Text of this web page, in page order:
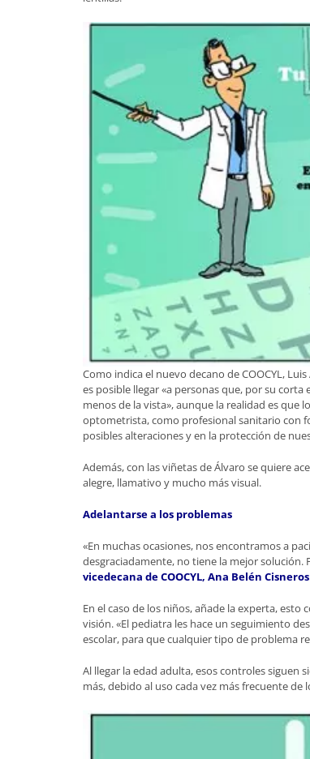
Como indica el nuevo decano de COOCYL,
es posible llegar «a personas que, por su
menos de la vista», aunque la realidad es que
optometrista, como profesional sanitario con
posibles alteraciones y en la protección de
Además, con las viñetas de Álvaro se quiere
alegre, llamativo y mucho más visual.
Adelantarse a los problemas
«En muchas ocasiones, nos encontramos a
desgraciadamente, no tiene la mejor solución.
vicedecana de COOCYL, Ana Belén Cisneros
En el caso de los niños, añade la experta,
visión. «El pediatra les hace un seguimiento
escolar, para que cualquier tipo de problema
Al llegar la edad adulta, esos controles siguen
más, debido al uso cada vez más frecuente